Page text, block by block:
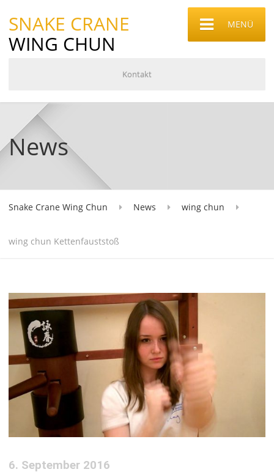
SNAKE CRANE
WING CHUN
MENÜ
Kontakt
News
Snake Crane Wing Chun News wing chun
wing chun Kettenfauststoß
6. September 2016